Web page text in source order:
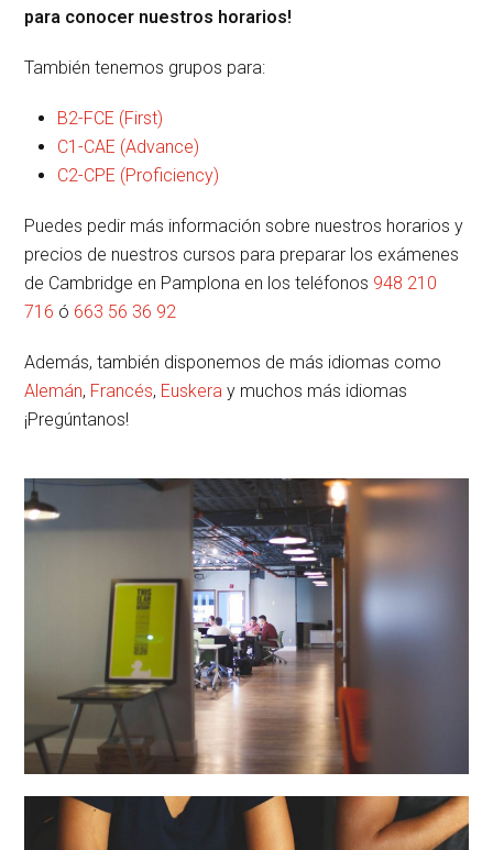
para conocer nuestros horarios!
También tenemos grupos para:
B2-FCE (First)
C1-CAE (Advance)
C2-CPE (Proficiency)
Puedes pedir más información sobre nuestros horarios y
precios de nuestros cursos para preparar los exámenes
de Cambridge en Pamplona en los teléfonos 948 210
716 ó 663 56 36 92
Además, también disponemos de más idiomas como
Alemán, Francés, Euskera y muchos más idiomas
¡Pregúntanos!